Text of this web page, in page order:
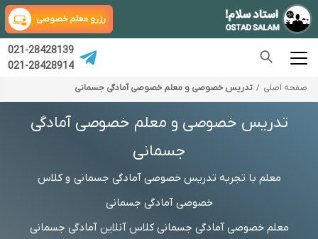
رزرو معلم خصوصی
021-28428139
021-28428914
صفحه اصلی تدریس خصوصی و معلم خصوصی آمادگی جسمانی
تدریس خصوصی و معلم خصوصی آمادگی
جسمانی
معلم با تجربه تدریس خصوصی آمادگی جسمانی و کلاس
خصوصی آمادگی جسمانی
معلم خصوصی آمادگی جسمانی کلاس آنلاین آمادگی جسمانی